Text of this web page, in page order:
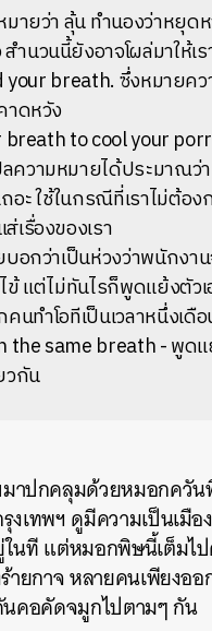
ายว่า ลุ้น ทำนองว่าหยุดห
ำนวนนี้ยังอาจโผล่มาให้เร
your breath. ซึ่งหมายคว
าดหวัง
breath to cool your
ความหมายได้ประมาณว่
อะ ใช้ในกรณีที่เราไม่ต้อ
เรื่องของเรา
บอกว่าเป็นห่วงว่าพนักงา
ข้ แต่ไม่ทันไรก็พูดแย้งตัวเ
นทำโอทีเป็นเวลาหนึ่งเดื
the same breath - พูดแ
วกัน
าปกคลุมด้วยหมอกควัน
งเทพฯ ดูมีความเป็นเมื
นที แต่หมอกพิษนี้เต็มไ
ายกาจ หลายคนเพียงออ
นคอคัดจมูกไปตามๆ กัน